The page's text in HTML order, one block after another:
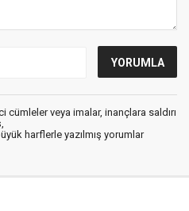
cümleler veya imalar, inançlara saldırı
harflerle yazılmış yorumlar